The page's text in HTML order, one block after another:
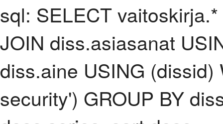
sql: SELECT
JOIN diss.asiasanat
diss.aine USING
security') GROUP BY